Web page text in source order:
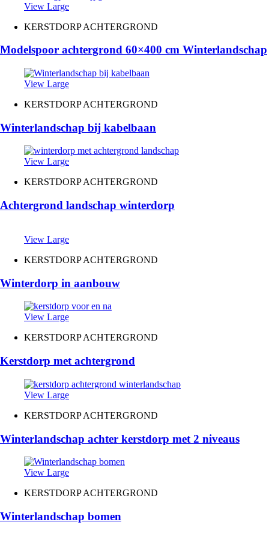
View Large
KERSTDORP ACHTERGROND
Modelspoor achtergrond 60×400 cm Winterlandschap
View Large
KERSTDORP ACHTERGROND
Winterlandschap bij kabelbaan
View Large
KERSTDORP ACHTERGROND
Achtergrond landschap winterdorp
View Large
KERSTDORP ACHTERGROND
Winterdorp in aanbouw
View Large
KERSTDORP ACHTERGROND
Kerstdorp met achtergrond
View Large
KERSTDORP ACHTERGROND
Winterlandschap achter kerstdorp met 2 niveaus
View Large
KERSTDORP ACHTERGROND
Winterlandschap bomen